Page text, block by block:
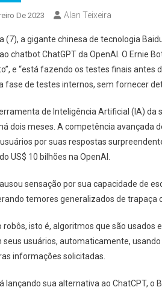
De 2023 Alan Teixeira
(7), a gigante chinesa de tecnologia
chatbot ChatGPT da OpenAI. O Ernie
e “está fazendo os testes finais antes
fase de testes internos, sem fornecer
de Inteligência Artificial (IA)
dois meses. A competência avançada
por suas respostas
US$ 10 bilhões na OpenAI.
sensação por sua capacidade de
temores generalizados de trapaça
robôs, isto é, algoritmos que são
seus usuários, automaticamente,
informações solicitadas.
lançando sua alternativa ao ChatCPT,